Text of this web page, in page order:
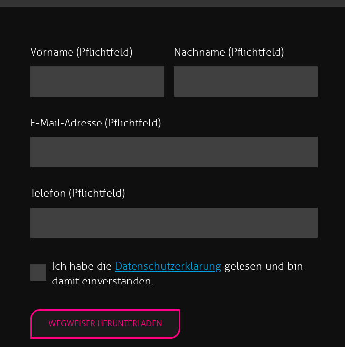
Vorname (Pflichtfeld) Nachname (Pflichtfeld)
E-Mail-Adresse (Pflichtfeld)
Telefon (Pflichtfeld)
Ich habe die Datenschutzerklärung gelesen und bin
damit einverstanden.